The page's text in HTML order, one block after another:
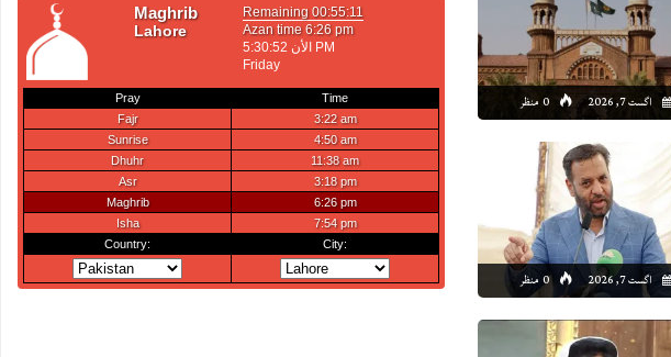
اگست 7, 2026 0 منظر
اگست 7, 2026 0 منظر